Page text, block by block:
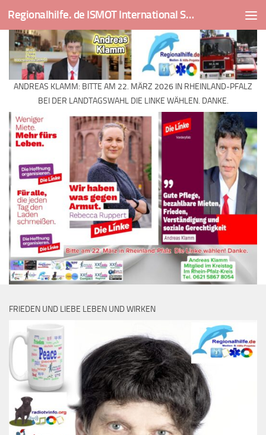
Skip to content Regionalhilfe. de ISMOT International Social And Medical Outreach Team
ANDREAS KLAMM: BITTE AM 22. MÄRZ 2026 IN RHEINLAND-PFALZ
BEI DER LANDTAGSWAHL DIE LINKE WÄHLEN. DANKE.
FRIEDEN UND LIEBE LEBEN UND WIRKEN